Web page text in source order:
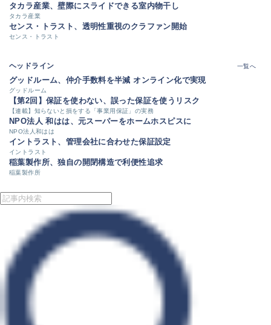
タカラ産業、壁際にスライドできる室内物干し
タカラ産業
センス・トラスト、透明性重視のクラファン開始
センス・トラスト
ヘッドライン 一覧へ
グッドルーム、仲介手数料を半減 オンライン化で実現
グッドルーム
【第2回】保証を使わない、誤った保証を使うリスク
【連載】知らないと損をする「事業用保証」の実務
NPO法人 和はは、元スーパーをホームホスピスに
NPO法人和はは
イントラスト、管理会社に合わせた保証設定
イントラスト
稲葉製作所、独自の開閉構造で利便性追求
稲葉製作所